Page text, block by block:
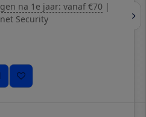
na 1e jaar: vanaf €70 |
Security